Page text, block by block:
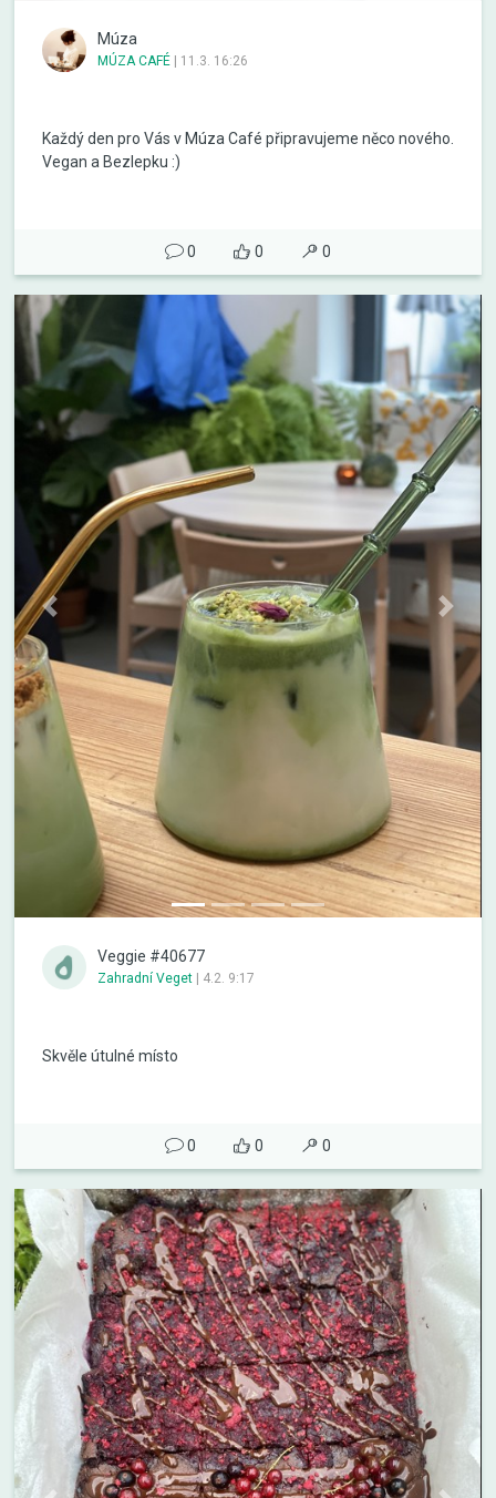
Múza
MÚZA CAFÉ 11.3. 16:26
Každý den pro Vás v Múza Café připravujeme něco nového.
Vegan a Bezlepku :)
0 0 0
Previous Next
Veggie #40677
Zahradní Veget 4.2. 9:17
Skvěle útulné místo
0 0 0